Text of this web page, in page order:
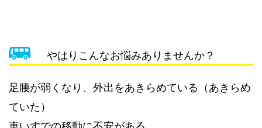
やはりこんなお悩みありませんか？
足腰が弱くなり、外出をあきらめている（あきらめ
ていた）